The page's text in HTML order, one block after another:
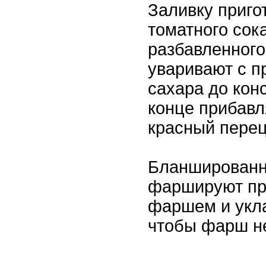
Заливку
томатного
уваривают с
сахара до
конце
красный
фаршируют
фаршем и
чтобы фарш